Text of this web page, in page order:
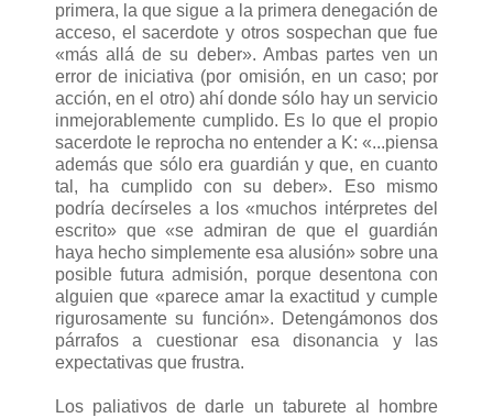
primera, la que sigue a la primera denegación de
acceso, el sacerdote y otros sospechan que fue
«más allá de su deber». Ambas partes ven un
error de iniciativa (por omisión, en un caso; por
acción, en el otro) ahí donde sólo hay un servicio
inmejorablemente cumplido. Es lo que el propio
sacerdote le reprocha no entender a K: «...piensa
además que sólo era guardián y que, en cuanto
tal, ha cumplido con su deber». Eso mismo
podría decírseles a los «muchos intérpretes del
escrito» que «se admiran de que el guardián
haya hecho simplemente esa alusión» sobre una
posible futura admisión, porque desentona con
alguien que «parece amar la exactitud y cumple
rigurosamente su función». Detengámonos dos
párrafos a cuestionar esa disonancia y las
expectativas que frustra.
Los paliativos de darle un taburete al hombre